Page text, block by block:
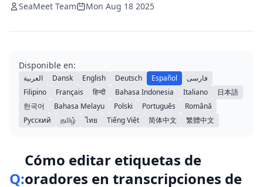
SeaMeet Team Mon Aug 18 2025
Disponible en:
العربية Dansk English Deutsch Español
فارسی
Filipino
Français हिन्दी Bahasa Indonesia Italiano
日本語
한국어
Bahasa Melayu Polski Português
Română
Русский
தமிழ் ไทย Tiếng Việt 简体中文 繁體中文
Q:
Cómo editar etiquetas de
oradores en transcripciones de